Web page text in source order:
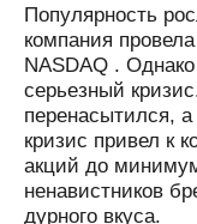
Популярность
компания
NASDAQ .
серьезный
перенасытился,
кризис привел к
акций до
ненавистников
дурного вкуса.